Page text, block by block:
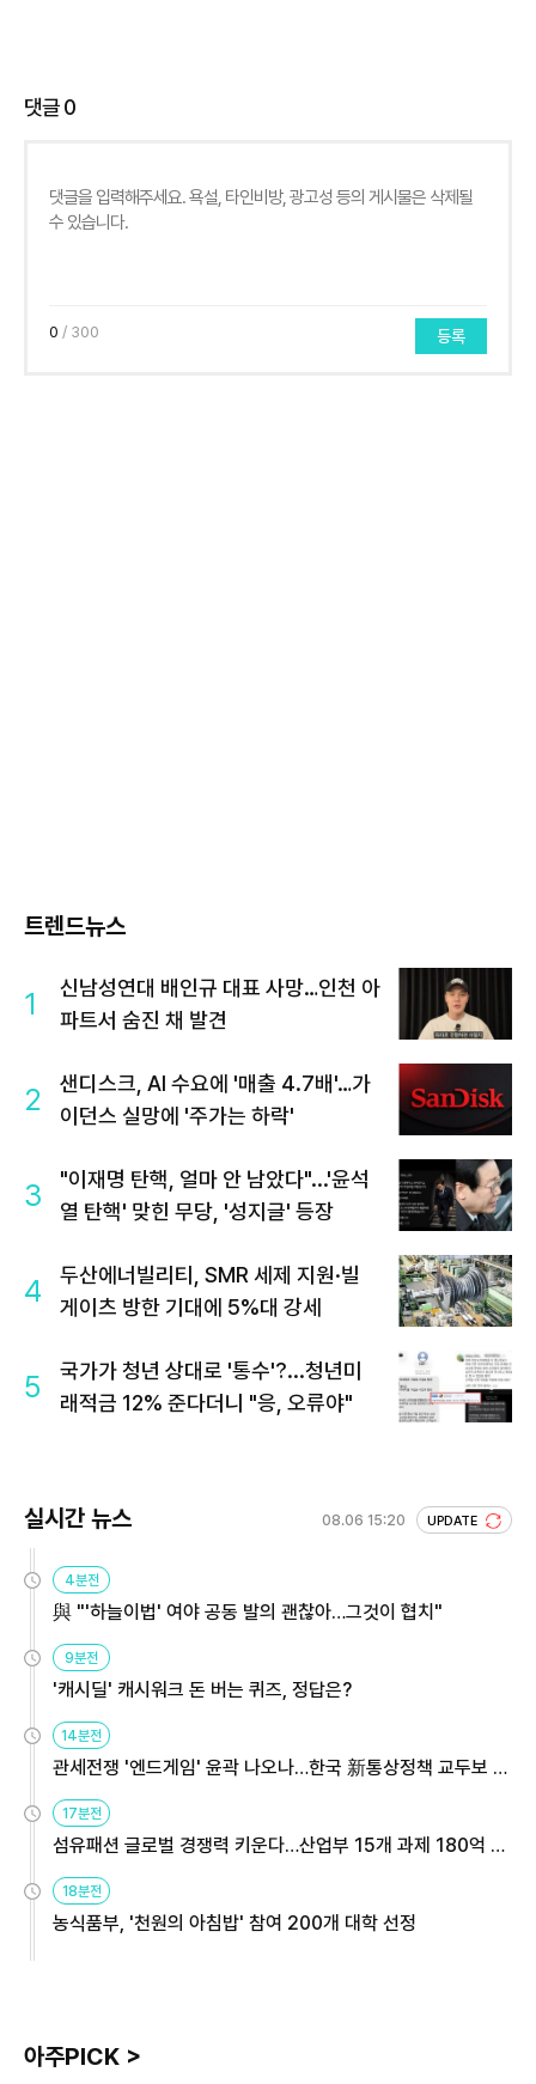
댓글0
0 / 300 등록
트렌드뉴스
1
신남성연대 배인규 대표 사망…인천 아
파트서 숨진 채 발견
2
샌디스크, AI 수요에 '매출 4.7배'…가
이던스 실망에 '주가는 하락'
3
"이재명 탄핵, 얼마 안 남았다"...'윤석
열 탄핵' 맞힌 무당, '성지글' 등장
4
두산에너빌리티, SMR 세제 지원·빌
게이츠 방한 기대에 5%대 강세
5
국가가 청년 상대로 '통수'?...청년미
래적금 12% 준다더니 "응, 오류야"
실시간 뉴스 08.06 15:20 UPDATE
4분전
與 "'하늘이법' 여야 공동 발의 괜찮아…그것이 협치"
9분전
'캐시딜' 캐시워크 돈 버는 퀴즈, 정답은?
14분전
관세전쟁 '엔드게임' 윤곽 나오나…한국 新통상정책 교두보 활
용해야
17분전
섬유패션 글로벌 경쟁력 키운다…산업부 15개 과제 180억 지
원
18분전
농식품부, '천원의 아침밥' 참여 200개 대학 선정
아주PICK >